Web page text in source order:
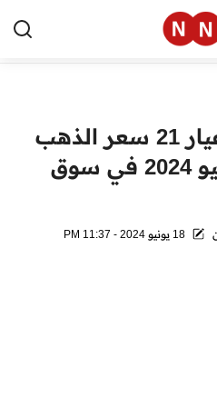
سعر جرام الذهب عيار 21 سعر الذهب
اليوم الثلاثاء 18 يونيو 2024 في سوق
18 يونيو 2024 - 11:37 PM